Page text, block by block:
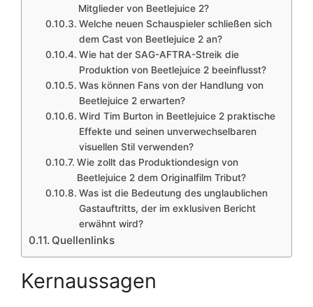
Mitglieder von Beetlejuice 2?
Welche neuen Schauspieler schließen sich
dem Cast von Beetlejuice 2 an?
Wie hat der SAG-AFTRA-Streik die
Produktion von Beetlejuice 2 beeinflusst?
Was können Fans von der Handlung von
Beetlejuice 2 erwarten?
Wird Tim Burton in Beetlejuice 2 praktische
Effekte und seinen unverwechselbaren
visuellen Stil verwenden?
Wie zollt das Produktiondesign von
Beetlejuice 2 dem Originalfilm Tribut?
Was ist die Bedeutung des unglaublichen
Gastauftritts, der im exklusiven Bericht
erwähnt wird?
Quellenlinks
Kernaussagen